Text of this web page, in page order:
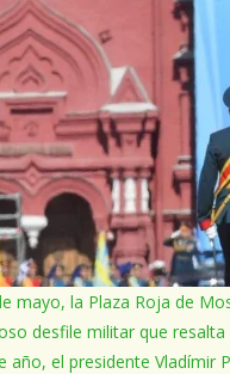
mayo, la Plaza Roja de
desfile militar que
año, el presidente Vladímir